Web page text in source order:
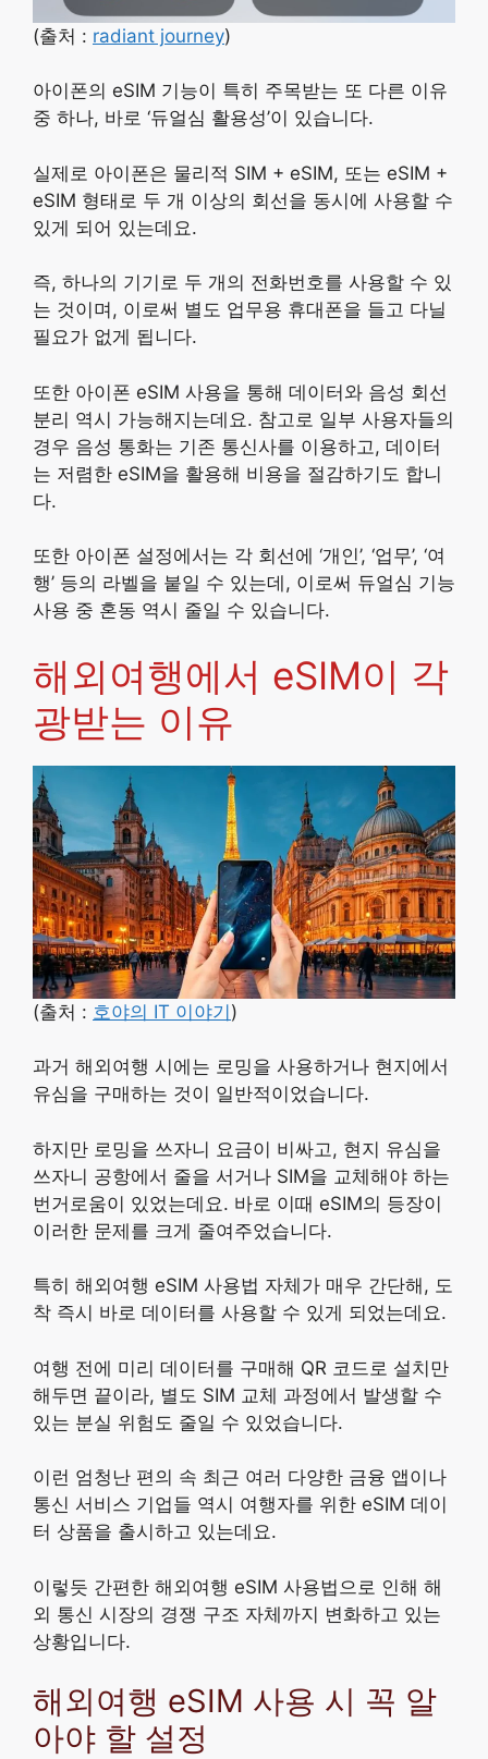
(출처 : radiant journey)
아이폰의 eSIM 기능이 특히 주목받는 또 다른 이유
중 하나, 바로 ‘듀얼심 활용성’이 있습니다.
실제로 아이폰은 물리적 SIM + eSIM, 또는 eSIM +
eSIM 형태로 두 개 이상의 회선을 동시에 사용할 수
있게 되어 있는데요.
즉, 하나의 기기로 두 개의 전화번호를 사용할 수 있
는 것이며, 이로써 별도 업무용 휴대폰을 들고 다닐
필요가 없게 됩니다.
또한 아이폰 eSIM 사용을 통해 데이터와 음성 회선
분리 역시 가능해지는데요. 참고로 일부 사용자들의
경우 음성 통화는 기존 통신사를 이용하고, 데이터
는 저렴한 eSIM을 활용해 비용을 절감하기도 합니
다.
또한 아이폰 설정에서는 각 회선에 ‘개인’, ‘업무’, ‘여
행’ 등의 라벨을 붙일 수 있는데, 이로써 듀얼심 기능
사용 중 혼동 역시 줄일 수 있습니다.
해외여행에서 eSIM이 각
광받는 이유
(출처 : 호야의 IT 이야기)
과거 해외여행 시에는 로밍을 사용하거나 현지에서
유심을 구매하는 것이 일반적이었습니다.
하지만 로밍을 쓰자니 요금이 비싸고, 현지 유심을
쓰자니 공항에서 줄을 서거나 SIM을 교체해야 하는
번거로움이 있었는데요. 바로 이때 eSIM의 등장이
이러한 문제를 크게 줄여주었습니다.
특히 해외여행 eSIM 사용법 자체가 매우 간단해, 도
착 즉시 바로 데이터를 사용할 수 있게 되었는데요.
여행 전에 미리 데이터를 구매해 QR 코드로 설치만
해두면 끝이라, 별도 SIM 교체 과정에서 발생할 수
있는 분실 위험도 줄일 수 있었습니다.
이런 엄청난 편의 속 최근 여러 다양한 금융 앱이나
통신 서비스 기업들 역시 여행자를 위한 eSIM 데이
터 상품을 출시하고 있는데요.
이렇듯 간편한 해외여행 eSIM 사용법으로 인해 해
외 통신 시장의 경쟁 구조 자체까지 변화하고 있는
상황입니다.
해외여행 eSIM 사용 시 꼭 알
아야 할 설정